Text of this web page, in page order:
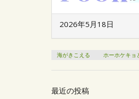
2026年5月18日
海がきこえる ホーホケキョ
最近の投稿